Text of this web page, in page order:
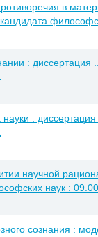
в
: диссертация
:
научной
наук :
сознания :